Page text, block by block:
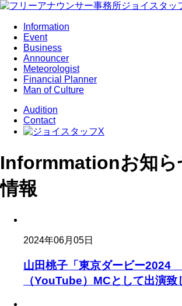
Information
Event
Business
Announcer
Meteorologist
Financial Planner
Man of Culture
Audition
Contact
Informmationお知
情報
2024年06月05日
山田桃子「東京ダービー2024
（YouTube）MCとして出演致